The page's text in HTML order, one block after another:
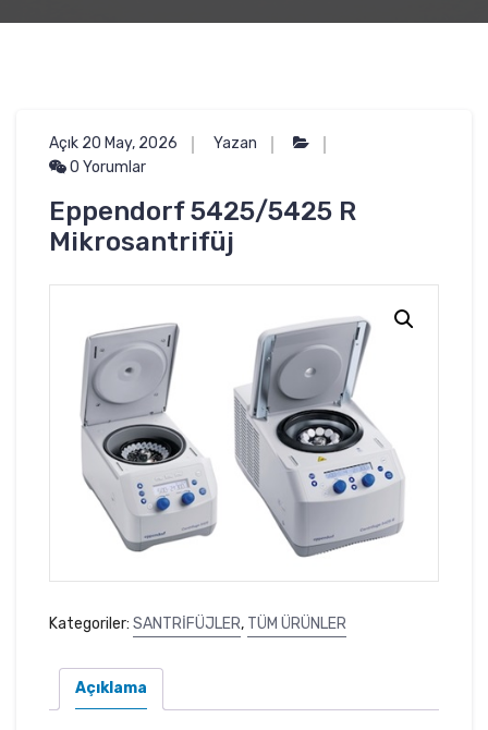
Açık 20 May, 2026
Yazan
0 Yorumlar
Eppendorf 5425/5425 R
Mikrosantrifüj
Kategoriler: SANTRİFÜJLER, TÜM ÜRÜNLER
Açıklama